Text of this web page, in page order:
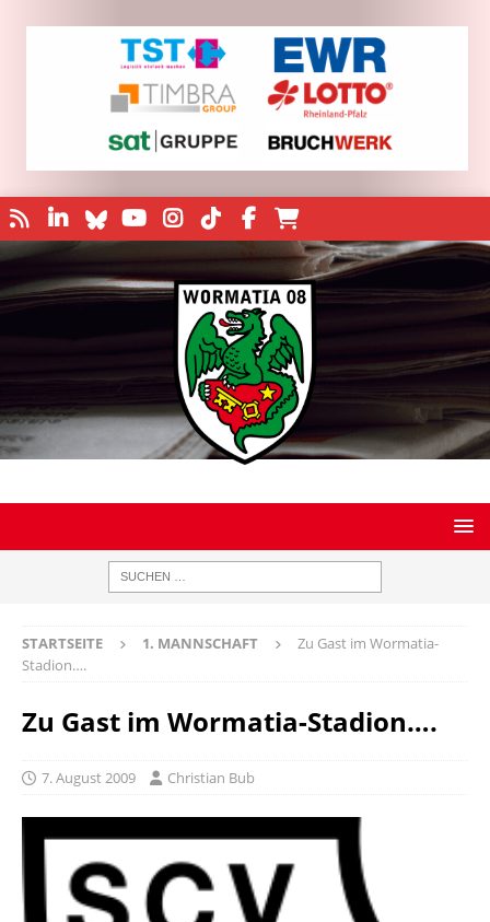
STARTSEITE 1. MANNSCHAFT
Zu Gast im Wormatia-
Stadion….
Zu Gast im Wormatia-Stadion….
7. August 2009 Christian Bub